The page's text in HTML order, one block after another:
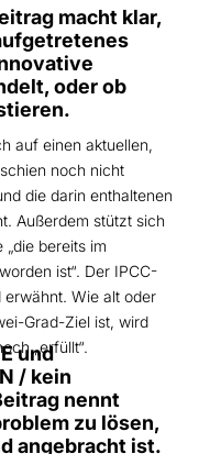
macht klar,
oder ob
auf einen aktuellen,
noch nicht
die darin enthaltenen
Außerdem stützt sich
bereits im
ist“. Der IPCC-
Wie alt oder
Grad-Ziel ist, wird
„erfüllt“.
und
/ kein
nennt
zu lösen,
angebracht ist.